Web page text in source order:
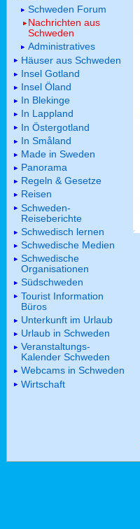
Schweden Forum
Nachrichten aus
Schweden
Administratives
Häuser aus Schweden
Insel Gotland
Insel Öland
In Blekinge
In Lappland
In Östergotland
In Småland
Made in Sweden
Panorama
Regeln & Gesetze
Reisen
Schweden-
Reiseberichte
Schwedisch lernen
Schwedische Medien
Schwedische
Organisationen
Südschweden
Tourist Information
Büros
Unterkunft im Urlaub
Urlaub in Schweden
Veranstaltungs-
Kalender Schweden
Webcams in Schweden
Wirtschaft